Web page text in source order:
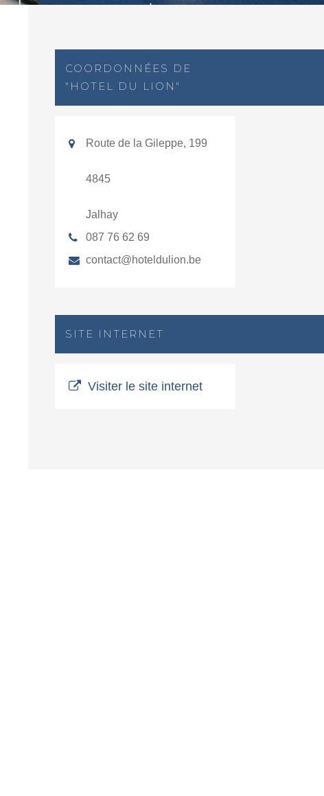
COORDONNÉES DE
"HOTEL DU LION"
Route de la Gileppe, 199
4845
Jalhay
087 76 62 69
contact@hoteldulion.be
SITE INTERNET
Visiter le site internet